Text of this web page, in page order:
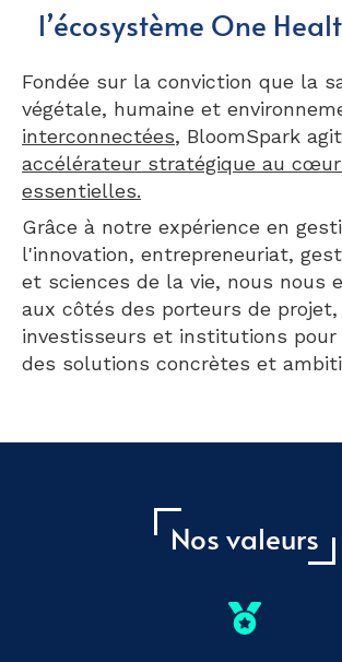
l’écosystème One
Fondée sur la conviction que la
végétale, humaine et
interconnectées, BloomSpark
accélérateur stratégique au
essentielles.
Grâce à notre expérience en
l'innovation, entrepreneuriat,
et sciences de la vie, nous nous
aux côtés des porteurs de
investisseurs et institutions pour
des solutions concrètes et
Nos valeurs